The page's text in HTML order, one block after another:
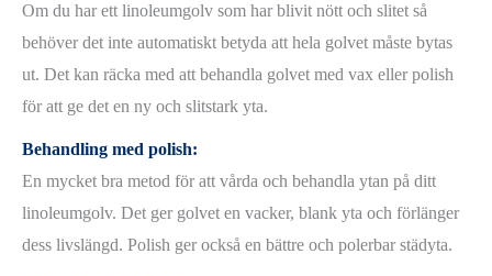
Om du har ett linoleumgolv som har blivit nött och slitet så
behöver det inte automatiskt betyda att hela golvet måste bytas
ut. Det kan räcka med att behandla golvet med vax eller polish
för att ge det en ny och slitstark yta.
Behandling med polish:
En mycket bra metod för att vårda och behandla ytan på ditt
linoleumgolv. Det ger golvet en vacker, blank yta och förlänger
dess livslängd. Polish ger också en bättre och polerbar städyta.